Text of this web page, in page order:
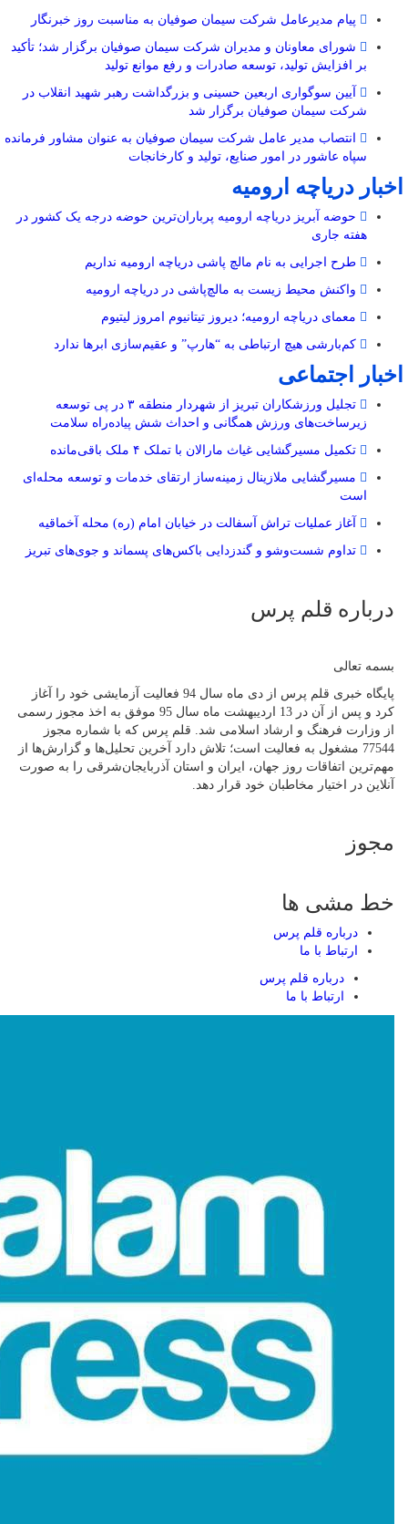
پیام مدیرعامل شرکت سیمان صوفیان به مناسبت روز خبرنگار
شورای معاونان و مدیران شرکت سیمان صوفیان برگزار شد؛ تأکید
بر افزایش تولید، توسعه صادرات و رفع موانع تولید
آیین سوگواری اربعین حسینی و بزرگداشت رهبر شهید انقلاب در
شرکت سیمان صوفیان برگزار شد
انتصاب مدیر عامل شرکت سیمان صوفیان به عنوان مشاور فرمانده
سپاه عاشور در امور صنایع، تولید و کارخانجات
اخبار دریاچه ارومیه
حوضه آبریز دریاچه ارومیه پرباران‌ترین حوضه‌ درجه یک کشور در
هفته جاری
طرح اجرایی به نام مالچ پاشی دریاچه ارومیه نداریم
واکنش محیط زیست به مالچ‌پاشی در دریاچه ارومیه
معمای دریاچه ارومیه؛ دیروز تیتانیوم امروز لیتیوم
کم‌بارشی هیچ ارتباطی به “هارپ” و عقیم‌سازی ابرها ندارد
اخبار اجتماعی
تجلیل ورزشکاران تبریز از شهردار منطقه ۳ در پی توسعه
زیرساخت‌های ورزش همگانی و احداث شش پیاده‌راه سلامت
تکمیل مسیرگشایی غیاث مارالان با تملک ۴ ملک باقی‌مانده
مسیرگشایی ملازینال زمینه‌ساز ارتقای خدمات و توسعه محله‌ای
است
آغاز عملیات تراش آسفالت در خیابان امام (ره) محله آخماقیه
تداوم شست‌وشو و گندزدایی باکس‌های پسماند و جوی‌های تبریز
درباره قلم پرس
بسمه تعالی
پایگاه خبری قلم پرس از دی ماه سال 94 فعالیت آزمایشی خود را آغاز
کرد و پس از آن در 13 اردیبهشت ماه سال 95 موفق به اخذ مجوز رسمی
از وزارت فرهنگ و ارشاد اسلامی شد. قلم پرس که با شماره مجوز
77544 مشغول به فعالیت است؛ تلاش دارد آخرین تحلیل‌ها و گزارش‌ها از
مهم‌ترین اتفاقات روز جهان، ایران و استان آذربایجان‌شرقی را به صورت
آنلاین در اختیار مخاطبان خود قرار دهد.
مجوز
خط مشی ها
درباره قلم پرس
ارتباط با ما
درباره قلم پرس
ارتباط با ما